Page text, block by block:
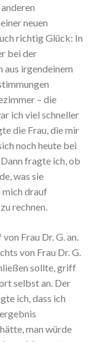
neuen
richtig Glück: In
bei der
aus irgendeinem
– die
ich viel schneller
die Frau, die mir
noch heute bei
fragte ich, ob
was sie
drauf
rechnen.
Frau Dr. G. an.
von Frau Dr. G.
sollte, griff
selbst an. Der
ich, dass ich
man würde